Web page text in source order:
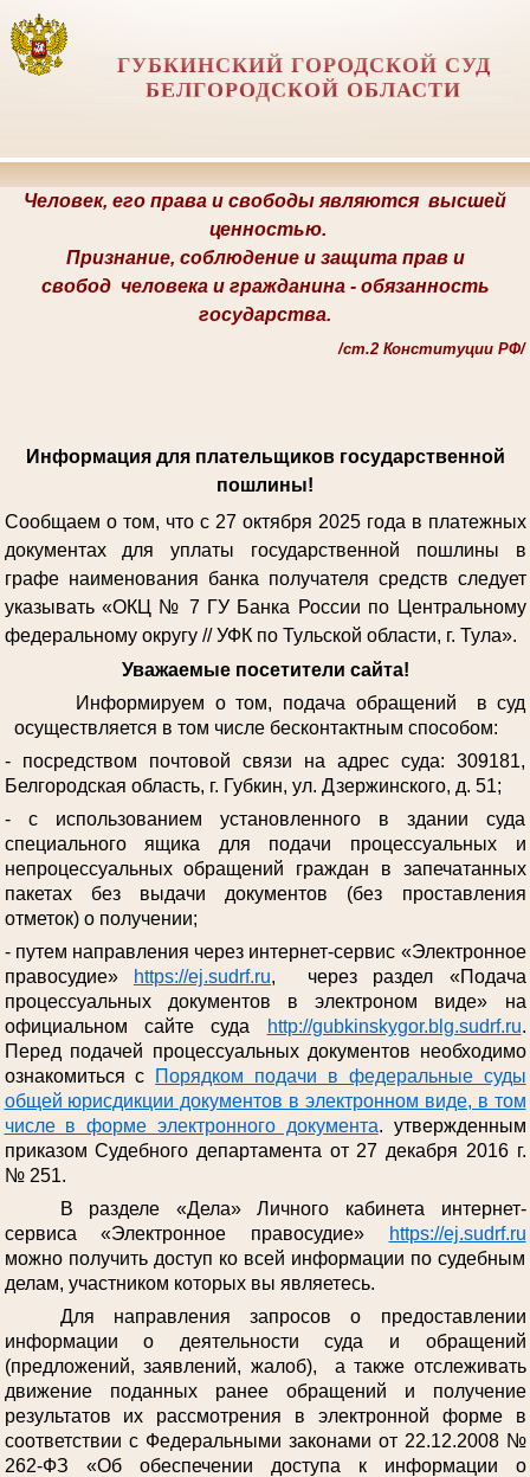
ГУБКИНСКИЙ ГОРОДСКОЙ СУД
БЕЛГОРОДСКОЙ ОБЛАСТИ
Человек, его права и свободы являются высшей
ценностью.
Признание, соблюдение и защита прав и
свобод человека и гражданина - обязанность
государства.
/ст.2 Конституции РФ/
Информация для плательщиков государственной
пошлины!
Сообщаем о том, что с 27 октября 2025 года в платежных
документах для уплаты государственной пошлины в
графе наименования банка получателя средств следует
указывать «ОКЦ № 7 ГУ Банка России по Центральному
федеральному округу // УФК по Тульской области, г. Тула».
Уважаемые посетители сайта!
Информируем о том, подача обращений в суд
осуществляется в том числе бесконтактным способом:
- посредством почтовой связи на адрес суда: 309181,
Белгородская область, г. Губкин, ул. Дзержинского, д. 51;
- с использованием установленного в здании суда
специального ящика для подачи процессуальных и
непроцессуальных обращений граждан в запечатанных
пакетах без выдачи документов (без проставления
отметок) о получении;
- путем направления через интернет-сервис «Электронное
правосудие»
https://ej.sudrf.ru, через раздел «Подача
процессуальных документов в электроном виде» на
официальном сайте суда
http://gubkinskygor.blg.sudrf.ru.
Перед подачей процессуальных документов необходимо
ознакомиться с
Порядком подачи в федеральные суды
общей юрисдикции документов в электронном виде, в том
числе в форме электронного документа. утвержденным
приказом Судебного департамента от 27 декабря 2016 г.
№ 251.
В разделе «Дела» Личного кабинета интернет-
сервиса «Электронное правосудие»
https://ej.sudrf.ru
можно получить доступ ко всей информации по судебным
делам, участником которых вы являетесь.
Для направления запросов о предоставлении
информации о деятельности суда и обращений
(предложений, заявлений, жалоб), а также отслеживать
движение поданных ранее обращений и получение
результатов их рассмотрения в электронной форме в
соответствии с Федеральными законами от 22.12.2008 №
262-ФЗ «Об обеспечении доступа к информации о